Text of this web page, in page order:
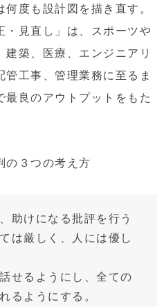
度も設計図を描き直す。
・見直し」は、スポーツや
築、医療、エンジニアリ
工事、管理業務に至るま
良のアウトプットをもた
の３つの考え方
助けになる批評を行う
は厳しく、人には優し
せるようにし、全ての
るようにする。